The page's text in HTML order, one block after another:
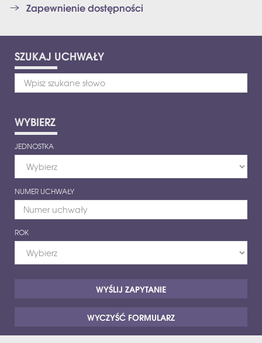
Zapewnienie dostępności
SZUKAJ UCHWAŁY
WYBIERZ
JEDNOSTKA
NUMER UCHWAŁY
ROK
WYCZYŚĆ FORMULARZ